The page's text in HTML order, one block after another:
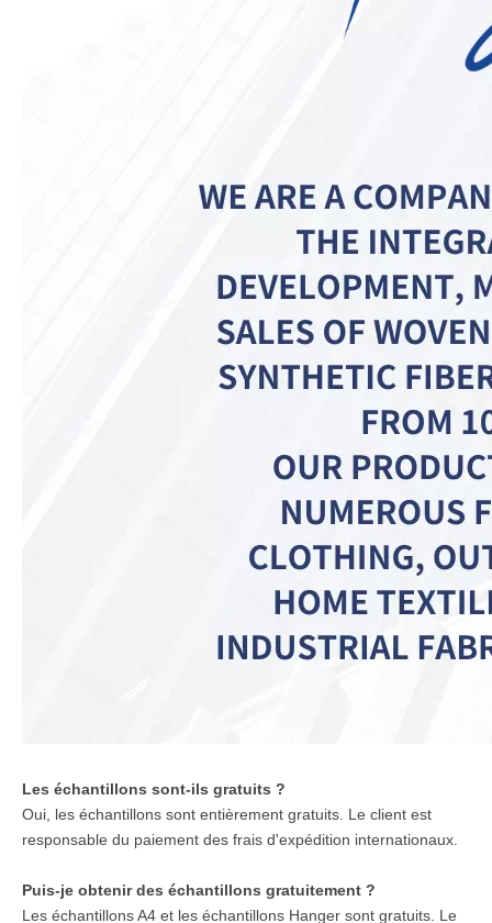
Les échantillons sont-ils gratuits ?
Oui, les échantillons sont entièrement gratuits. Le client est
responsable du paiement des frais d'expédition internationaux.
Puis-je obtenir des échantillons gratuitement ?
Les échantillons A4 et les échantillons Hanger sont gratuits. Le